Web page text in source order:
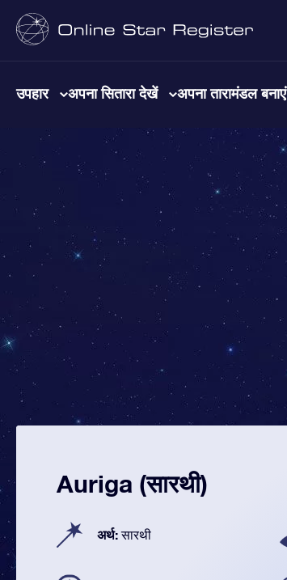
उपहार अपना सितारा देखें अपना तारामंडल बनाएं
Auriga (सारथी)
अर्थ:सारथी